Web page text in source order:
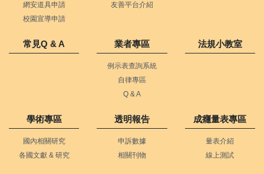
網安道具申請
校園宣導申請
友善平台介紹
常見Q & A 業者專區
例示表查詢系統
自律專區
Q & A
法規小教室
學術專區
國內相關研究
各國文獻 & 研究
透明報告
申訴數據
相關刊物
成癮量表專區
量表介紹
線上測試